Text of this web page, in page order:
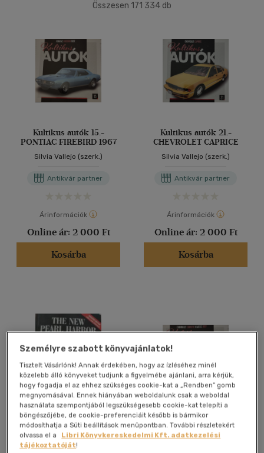
Korosztály szerint
Gyermek(536)
mind(493)
Ifjúsági(83)
6 -10 év(20)
Gyermek és ifjúsági
Felnőtt (636)
Nyelv szerint
Angol(48370)
Angol-német-francia-
Héber (1)
Holland(145)
Latin(258)
Latin (1)
több nyelv megjelenítése
Összesen 171 334 db
Kultikus autók 15.-
PONTIAC FIREBIRD 1967
Silvia Vallejo (szerk.)
Antikvár partner
Árinformációk
Online ár: 2 000 Ft
Kosárba
Kultikus autók 21.-
CHEVROLET CAPRICE
Silvia Vallejo (szerk.)
Antikvár partner
Árinformációk
Online ár: 2 000 Ft
Kosárba
The New Pearl Harbor:
Disturbing Questions
About the Bush
Administration and 9/11
David Ray Griffin
Kultikus autók 22.-
CHEVROLET CORVETTE
CLASSIC 1957
Személyre szabott könyvajánlatok!
Tisztelt Vásárlónk! Annak érdekében, hogy az ízléséhez minél
közelebb álló könyveket tudjunk a figyelmébe ajánlani, arra kérjük,
hogy fogadja el az ehhez szükséges cookie-kat a „Rendben” gomb
megnyomásával. Ennek hiányában weboldalunk csak a weboldal
használata szempontjából legszükségesebb cookie-kat telepíti a
böngészőjébe, de cookie-preferenciáit később is bármikor
módosíthatja a Süti beállítások menüpontban. További részletekért
olvassa el a
Libri Könyvkereskedelmi Kft. adatkezelési
tájékoztatóját!